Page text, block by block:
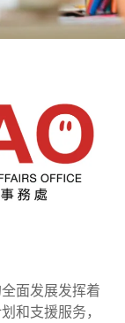
面发展发挥着
和支援服务，